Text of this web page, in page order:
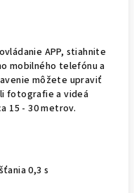
APP, stiahnite
mobilného telefónu a
môžete upraviť
fotografie a videá
15 - 30 metrov.
0,3 s